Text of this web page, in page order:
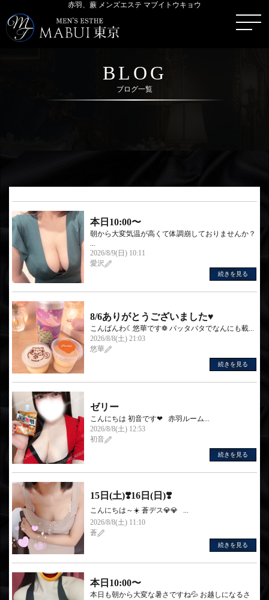
赤羽、蕨 メンズエステ マブイトウキョウ
BLOG
ブログ一覧
本日10:00〜
朝から大変気温が高くて体調崩しておりませんか？
...
2026/8/9(日) 10:11
愛沢
続きを見る
8/6ありがとうございました♥
こんばんわ☾悠華です❁︎ バッタバタでなんにも載...
2026/8/8(土) 21:03
悠華
続きを見る
ゼリー
こんにちは 初音です❤︎‬ 赤羽ルーム...
2026/8/8(土) 12:53
初音
続きを見る
15日(土)❣️16日(日)❣️
こんにちは～☀️ 蒼デス💎💎 ...
2026/8/8(土) 11:10
蒼
続きを見る
本日10:00〜
本日も朝から大変な暑さですね💦 お越しになるさ